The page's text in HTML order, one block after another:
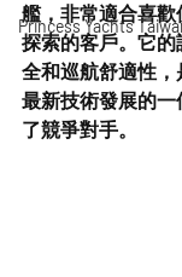
Princess Yachts
艦，非常適合喜
探索的客戶。它
全和巡航舒適性
最新技術發展的
了競爭對手。